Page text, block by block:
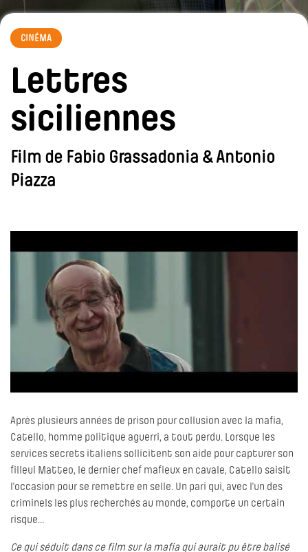
CINÉMA
Lettres
siciliennes
Film de Fabio Grassadonia & Antonio
Piazza
Après plusieurs années de prison pour collusion avec la mafia,
Catello, homme politique aguerri, a tout perdu. Lorsque les
services secrets italiens sollicitent son aide pour capturer son
filleul Matteo, le dernier chef mafieux en cavale, Catello saisit
l'occasion pour se remettre en selle. Un pari qui, avec l'un des
criminels les plus recherchés au monde, comporte un certain
risque…
Ce qui séduit dans ce film sur la mafia qui aurait pu être balisé